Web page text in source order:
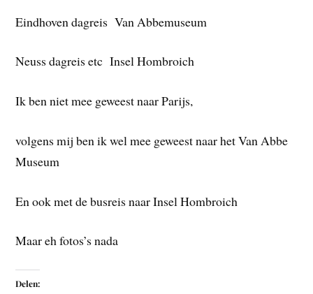
Eindhoven dagreis Van Abbemuseum
Neuss dagreis etc Insel Hombroich
Ik ben niet mee geweest naar Parijs,
volgens mij ben ik wel mee geweest naar het Van Abbe
Museum
En ook met de busreis naar Insel Hombroich
Maar eh fotos’s nada
Delen: